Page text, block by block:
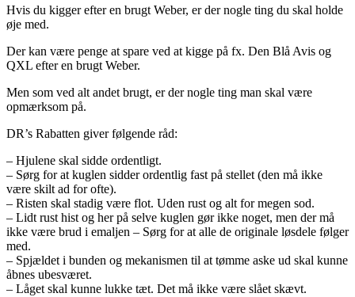
Hvis du kigger efter en brugt Weber, er der nogle ting du skal holde
øje med.
Der kan være penge at spare ved at kigge på fx. Den Blå Avis og
QXL efter en brugt Weber.
Men som ved alt andet brugt, er der nogle ting man skal være
opmærksom på.
DR’s Rabatten giver følgende råd:
– Hjulene skal sidde ordentligt.
– Sørg for at kuglen sidder ordentlig fast på stellet (den må ikke
være skilt ad for ofte).
– Risten skal stadig være flot. Uden rust og alt for megen sod.
– Lidt rust hist og her på selve kuglen gør ikke noget, men der må
ikke være brud i emaljen – Sørg for at alle de originale løsdele følger
med.
– Spjældet i bunden og mekanismen til at tømme aske ud skal kunne
åbnes ubesværet.
– Låget skal kunne lukke tæt. Det må ikke være slået skævt.